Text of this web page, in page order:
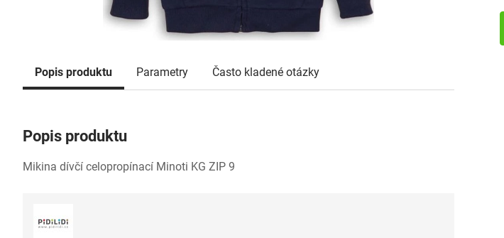
Popis produktu Parametry Často kladené otázky
Popis produktu
Mikina dívčí celopropínací Minoti KG ZIP 9